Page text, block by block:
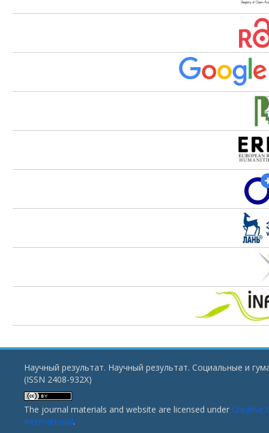
Научный результат. Научный результат. Социальные и
(ISSN 2408-932X)
The journal materials and website are licensed under Creative
International.